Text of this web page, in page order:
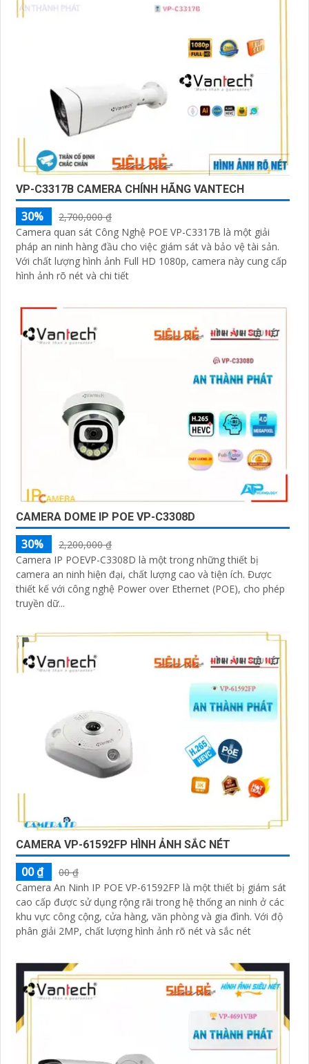
VP-C3317B CAMERA CHÍNH HÃNG VANTECH
30%
2,700,000 ₫
Camera quan sát Công Nghệ POE VP-C3317B là một giải
pháp an ninh hàng đầu cho việc giám sát và bảo vệ tài sản.
Với chất lượng hình ảnh Full HD 1080p, camera này cung cấp
hình ảnh rõ nét và chi tiết
CAMERA DOME IP POE VP-C3308D
30%
2,200,000 ₫
Camera IP POEVP-C3308D là một trong những thiết bị
camera an ninh hiện đại, chất lượng cao và tiện ích. Được
thiết kế với công nghệ Power over Ethernet (POE), cho phép
truyền dữ...
CAMERA VP-61592FP HÌNH ẢNH SẮC NÉT
00 ₫
00 ₫
Camera An Ninh IP POE VP-61592FP là một thiết bị giám sát
cao cấp được sử dụng rộng rãi trong hệ thống an ninh ở các
khu vực công cộng, cửa hàng, văn phòng và gia đình. Với độ
phân giải 2MP, chất lượng hình ảnh rõ nét và sắc nét